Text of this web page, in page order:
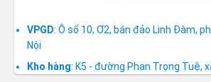
VPGD: Ô số 10, Ơ2, bán đảo Linh Đàm,
Nội
Kho hàng: K5 - đường Phan Trọng Tuệ,